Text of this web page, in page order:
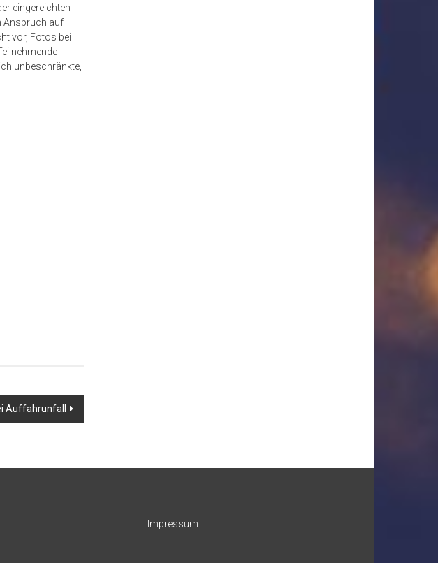
eingereichten
Anspruch auf
vor, Fotos bei
unbeschränkte,
Auffahrunfall
Impressum